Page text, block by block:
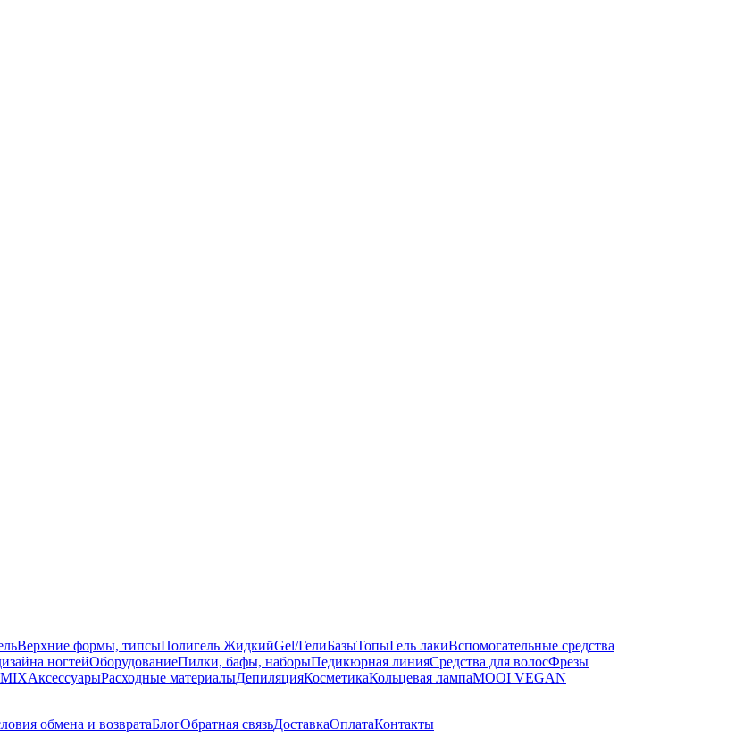
Верхние формы, типсыПолигель ЖидкийGel/ГелиБазыТопыГель лакиВспомогательные средства
ногтейОборудованиеПилки, бафы, наборыПедикюрная линияСредства для волосФрезы
АксессуарыРасходные материалыДепиляцияКосметикаКольцевая лампаMOOI VEGAN
обмена и возвратаБлогОбратная связьДоставкаОплатаКонтакты